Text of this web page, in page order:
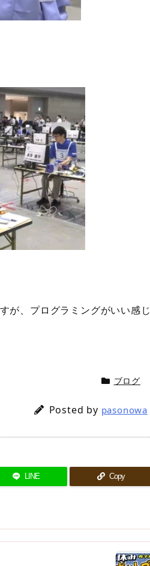
が、プログラミングがいい感じ
ブログ
Posted by pasonowa
LINE Copy